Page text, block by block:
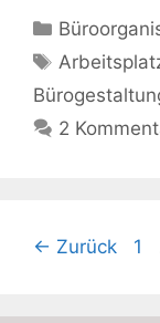
Kategorien
2
← Zurück 1